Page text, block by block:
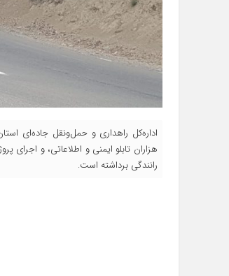
هزاران تابلو ایمنی و اطلاعاتی، و
رانندگی برداشته است.